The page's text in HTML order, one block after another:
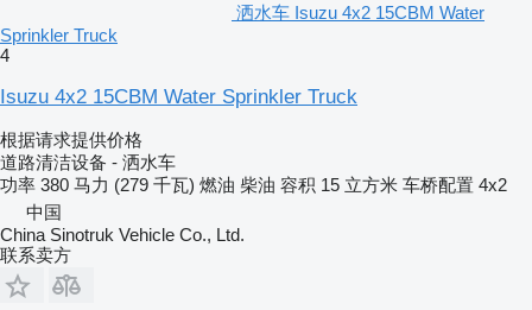
洒水车 Isuzu 4x2 15CBM Water
Sprinkler Truck
4
Isuzu 4x2 15CBM Water Sprinkler Truck
根据请求提供价格
道路清洁设备 - 洒水车
功率 380 马力 (279 千瓦) 燃油 柴油 容积 15 立方米 车桥配置 4x2
中国
China Sinotruk Vehicle Co., Ltd.
联系卖方